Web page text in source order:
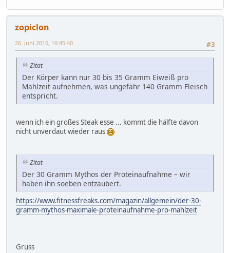
zopiclon
#3
26. Juni 2016, 10:45:40
Zitat
Der Körper kann nur 30 bis 35 Gramm Eiweiß pro
Mahlzeit aufnehmen, was ungefähr 140 Gramm Fleisch
entspricht.
wenn ich ein großes Steak esse ... kommt die hälfte davon
nicht unverdaut wieder raus
Zitat
Der 30 Gramm Mythos der Proteinaufnahme – wir
haben ihn soeben entzaubert.
https://www.fitnessfreaks.com/magazin/allgemein/der-30-
gramm-mythos-maximale-proteinaufnahme-pro-mahlzeit
Gruss